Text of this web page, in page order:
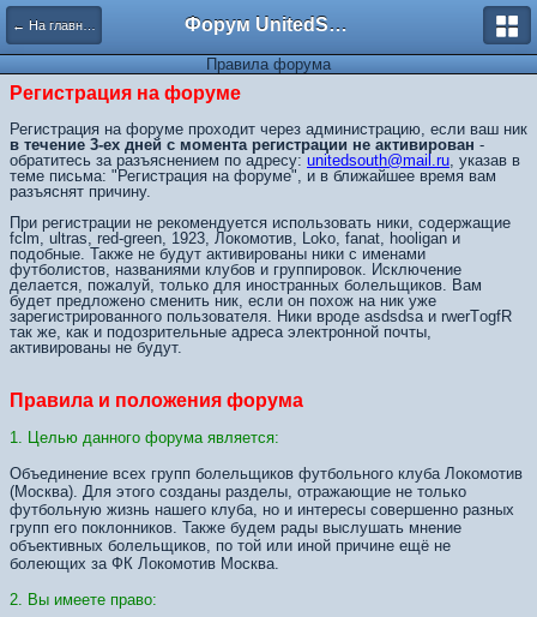
← На главную Форум UnitedSouth
Правила форума
Регистрация на форуме
Регистрация на форуме проходит через администрацию, если ваш ник
в течение 3-ех дней с момента регистрации не активирован -
обратитесь за разъяснением по адресу: unitedsouth@mail.ru, указав в
теме письма: "Регистрация на форуме", и в ближайшее время вам
разъяснят причину.
При регистрации не рекомендуется использовать ники, содержащие
fclm, ultras, red-green, 1923, Локомотив, Loko, fanat, hooligan и
подобные. Также не будут активированы ники с именами
футболистов, названиями клубов и группировок. Исключение
делается, пожалуй, только для иностранных болельщиков. Вам
будет предложено сменить ник, если он похож на ник уже
зарегистрированного пользователя. Ники вроде asdsdsa и rwerTоgfR
так же, как и подозрительные адреса электронной почты,
активированы не будут.
Правила и положения форума
1. Целью данного форума является:
Объединение всех групп болельщиков футбольного клуба Локомотив
(Москва). Для этого созданы разделы, отражающие не только
футбольную жизнь нашего клуба, но и интересы совершенно разных
групп его поклонников. Также будем рады выслушать мнение
объективных болельщиков, по той или иной причине ещё не
болеющих за ФК Локомотив Москва.
2. Вы имеете право: